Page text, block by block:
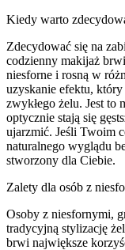
Kiedy warto
Zdecydować się na
codzienny makijaż
niesforne i rosną w
uzyskanie efektu,
zwykłego żelu. Jest to
optycznie stają się
ujarzmić. Jeśli Twoim
naturalnego wyglądu
stworzony dla Ciebie.
Zalety dla osób z
Osoby z niesfornymi,
tradycyjną stylizację
brwi największe